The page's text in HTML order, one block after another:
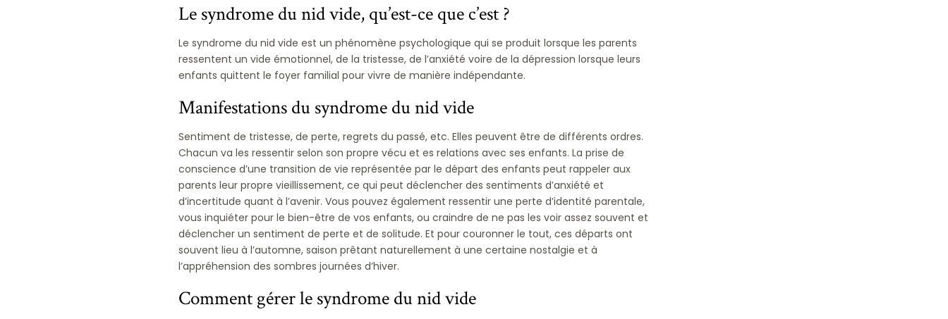
Le syndrome du nid vide, qu’est-ce que c’est ?
Le syndrome du nid vide est un phénomène psychologique qui se produit lorsque les parents
ressentent un vide émotionnel, de la tristesse, de l’anxiété voire de la dépression lorsque leurs
enfants quittent le foyer familial pour vivre de manière indépendante.
Manifestations du syndrome du nid vide
Sentiment de tristesse, de perte, regrets du passé, etc. Elles peuvent être de différents ordres.
Chacun va les ressentir selon son propre vécu et es relations avec ses enfants. La prise de
conscience d’une transition de vie représentée par le départ des enfants peut rappeler aux
parents leur propre vieillissement, ce qui peut déclencher des sentiments d’anxiété et
d’incertitude quant à l’avenir. Vous pouvez également ressentir une perte d’identité parentale,
vous inquiéter pour le bien-être de vos enfants, ou craindre de ne pas les voir assez souvent et
déclencher un sentiment de perte et de solitude. Et pour couronner le tout, ces départs ont
souvent lieu à l’automne, saison prêtant naturellement à une certaine nostalgie et à
l’appréhension des sombres journées d’hiver.
Comment gérer le syndrome du nid vide